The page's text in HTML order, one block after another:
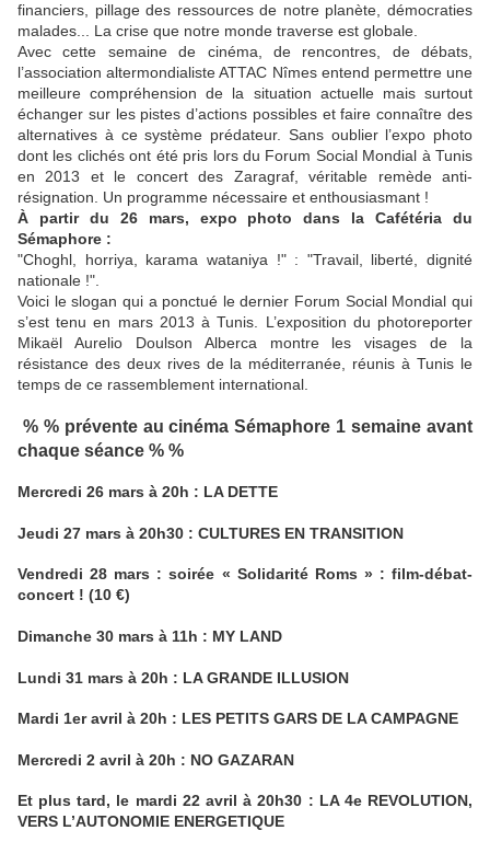
financiers, pillage des ressources de notre planète, démocraties
malades... La crise que notre monde traverse est globale.
Avec cette semaine de cinéma, de rencontres, de débats,
l’association altermondialiste ATTAC Nîmes entend permettre une
meilleure compréhension de la situation actuelle mais surtout
échanger sur les pistes d’actions possibles et faire connaître des
alternatives à ce système prédateur. Sans oublier l’expo photo
dont les clichés ont été pris lors du Forum Social Mondial à Tunis
en 2013 et le concert des Zaragraf, véritable remède anti-
résignation. Un programme nécessaire et enthousiasmant !
À partir du 26 mars, expo photo dans la Cafétéria du
Sémaphore :
"Choghl, horriya, karama wataniya !" : "Travail, liberté, dignité
nationale !".
Voici le slogan qui a ponctué le dernier Forum Social Mondial qui
s’est tenu en mars 2013 à Tunis. L’exposition du photoreporter
Mikaël Aurelio Doulson Alberca montre les visages de la
résistance des deux rives de la méditerranée, réunis à Tunis le
temps de ce rassemblement international.
% % prévente au cinéma Sémaphore 1 semaine avant
chaque séance % %
Mercredi 26 mars à 20h : LA DETTE
Jeudi 27 mars à 20h30 : CULTURES EN TRANSITION
Vendredi 28 mars : soirée « Solidarité Roms » : film-débat-
concert ! (10 €)
Dimanche 30 mars à 11h : MY LAND
Lundi 31 mars à 20h : LA GRANDE ILLUSION
Mardi 1er avril à 20h : LES PETITS GARS DE LA CAMPAGNE
Mercredi 2 avril à 20h : NO GAZARAN
Et plus tard, le mardi 22 avril à 20h30 : LA 4e REVOLUTION,
VERS L’AUTONOMIE ENERGETIQUE